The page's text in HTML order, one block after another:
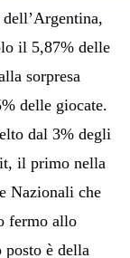
il 5,87% delle
sorpresa
delle giocate.
dal 3% degli
il primo nella
Nazionali che
fermo allo
è della